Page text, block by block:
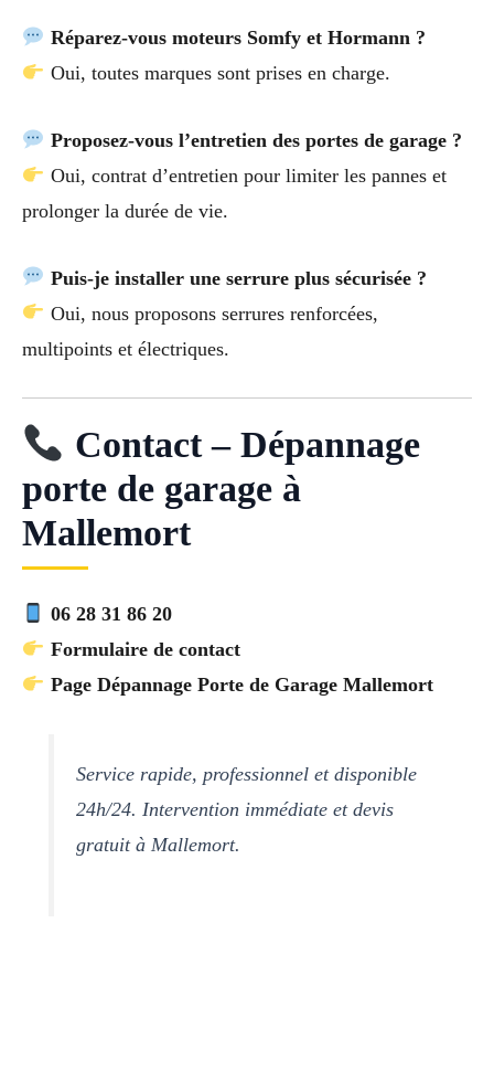
Réparez-vous moteurs Somfy et Hormann ?
Oui, toutes marques sont prises en charge.
Proposez-vous l’entretien des portes de garage ?
Oui, contrat d’entretien pour limiter les pannes et
prolonger la durée de vie.
Puis-je installer une serrure plus sécurisée ?
Oui, nous proposons serrures renforcées,
multipoints et électriques.
Contact – Dépannage
porte de garage à
Mallemort
06 28 31 86 20
Formulaire de contact
Page Dépannage Porte de Garage Mallemort
Service rapide, professionnel et disponible
24h/24. Intervention immédiate et devis
gratuit à Mallemort.